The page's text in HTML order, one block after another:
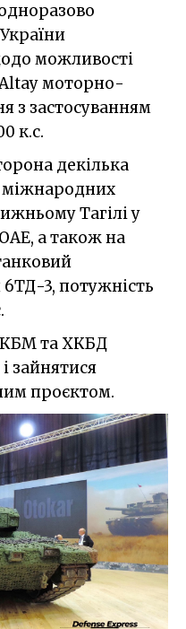
можливості
моторно-
з застосуванням
к.с.
декілька
міжнародних
Тагілі у
ОАЕ, а також на
3, потужність
та ХКБД
зайнятися
проєктом.